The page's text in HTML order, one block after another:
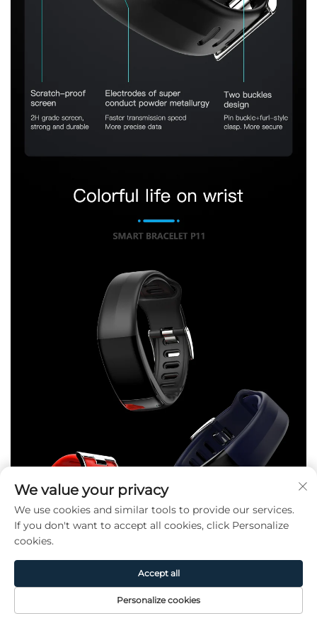
Page
Produit De CONTACT
We value your privacy
We use cookies and similar tools to provide our services.
If you don't want to accept all cookies, click Personalize
cookies.
Personalize cookies
Accept all